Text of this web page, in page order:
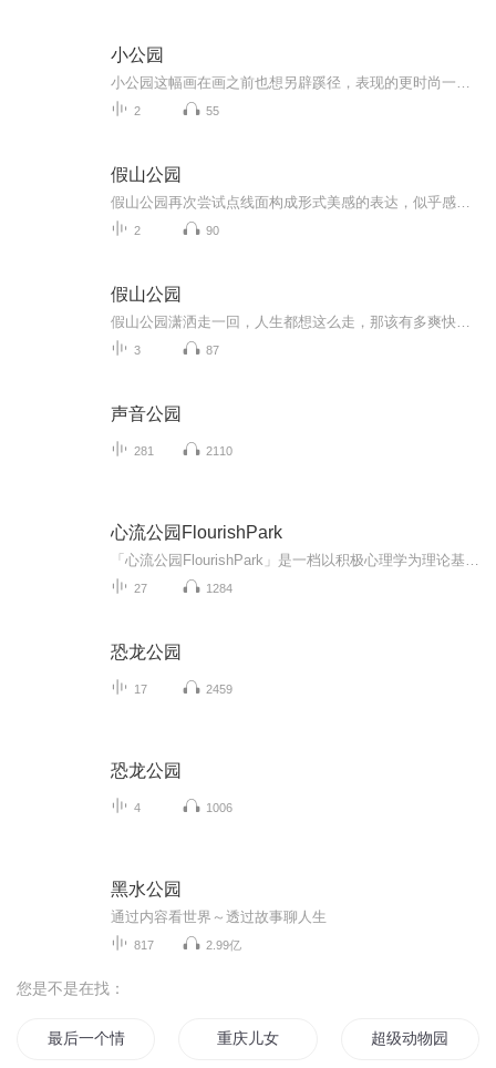
小公园
2 55
假山公园
2 90
假山公园
3 87
声音公园
281 2110
心流公园FlourishPark
27 1284
恐龙公园
17 2459
恐龙公园
4 1006
黑水公园
通过内容看世界～透过故事聊人生
817 2.99亿
您是不是在找：
最后一个情人节 重庆儿女 超级动物园